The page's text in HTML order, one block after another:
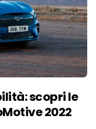
scopri le
2022